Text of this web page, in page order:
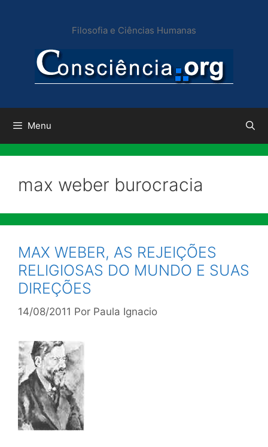
conteúdo
Filosofia e Ciências Humanas
Menu
max weber burocracia
MAX WEBER, AS REJEIÇÕES
RELIGIOSAS DO MUNDO E SUAS
DIREÇÕES
14/08/2011 Por Paula Ignacio